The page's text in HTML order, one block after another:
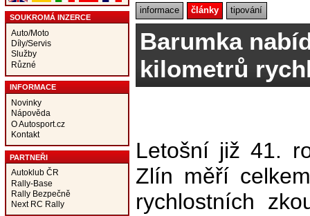
SOUKROMÁ INZERCE
Auto/Moto
Díly/Servis
Služby
Různé
INFORMACE
Novinky
Nápověda
O Autosport.cz
Kontakt
PARTNEŘI
Autoklub ČR
Rally-Base
Rally Bezpečně
Next RC Rally
informace články tipování
Barumka
kilometrů
Letošní již 41.
Zlín měří
rychlostních